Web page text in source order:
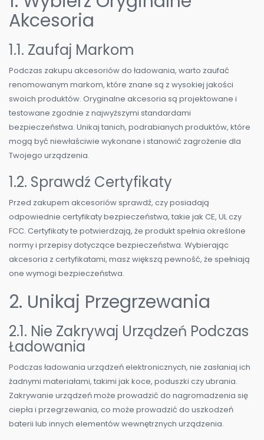
Akcesoria
1.1. Zaufaj Markom
Podczas zakupu akcesoriów do ładowania, warto zaufać
renomowanym markom, które znane są z wysokiej jakości
swoich produktów. Oryginalne akcesoria są projektowane i
testowane zgodnie z najwyższymi standardami
bezpieczeństwa. Unikaj tanich, podrabianych produktów, które
mogą być niewłaściwie wykonane i stanowić zagrożenie dla
Twojego urządzenia.
1.2. Sprawdź Certyfikaty
Przed zakupem akcesoriów sprawdź, czy posiadają
odpowiednie certyfikaty bezpieczeństwa, takie jak CE, UL czy
FCC. Certyfikaty te potwierdzają, że produkt spełnia określone
normy i przepisy dotyczące bezpieczeństwa. Wybierając
akcesoria z certyfikatami, masz większą pewność, że spełniają
one wymogi bezpieczeństwa.
2. Unikaj Przegrzewania
2.1. Nie Zakrywaj Urządzeń Podczas
Ładowania
Podczas ładowania urządzeń elektronicznych, nie zasłaniaj ich
żadnymi materiałami, takimi jak koce, poduszki czy ubrania.
Zakrywanie urządzeń może prowadzić do nagromadzenia się
ciepła i przegrzewania, co może prowadzić do uszkodzeń
baterii lub innych elementów wewnętrznych urządzenia.